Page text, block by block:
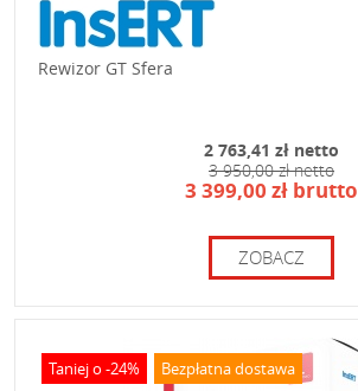
Rewizor GT Sfera
2 763,41 zł netto
3 950,00 zł netto
3 399,00 zł brutto
ZOBACZ
Taniej o -24% Bezpłatna dostawa